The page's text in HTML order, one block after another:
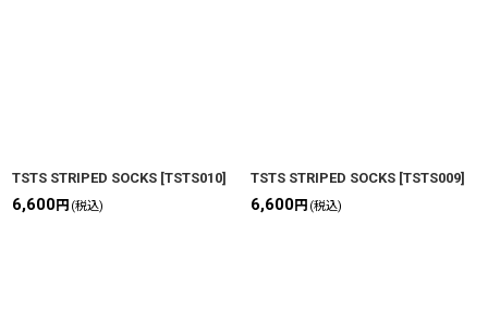
TSTS STRIPED SOCKS [TSTS010]
6,600円 (税込)
TSTS STRIPED SOCKS [TSTS009]
6,600円 (税込)